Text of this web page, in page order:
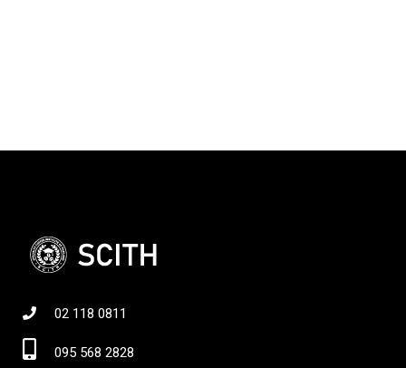
02 118 0811
095 568 2828